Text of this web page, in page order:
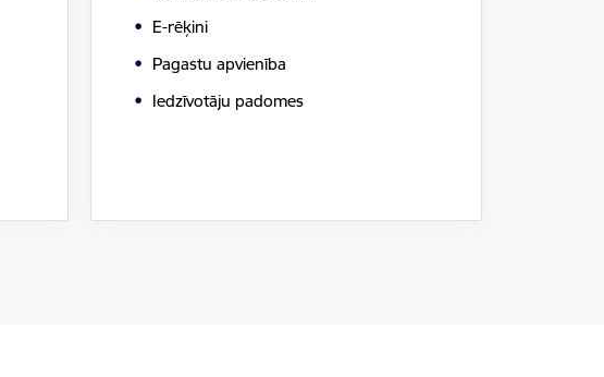
E-rēķini
Pagastu apvienība
Iedzīvotāju padomes